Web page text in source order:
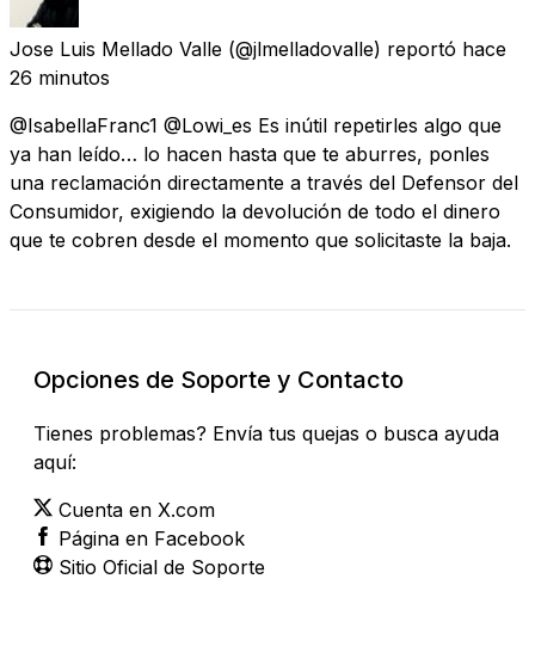
Jose Luis Mellado Valle (@jlmelladovalle) reportó hace
26 minutos
@IsabellaFranc1 @Lowi_es Es inútil repetirles algo que
ya han leído… lo hacen hasta que te aburres, ponles
una reclamación directamente a través del Defensor del
Consumidor, exigiendo la devolución de todo el dinero
que te cobren desde el momento que solicitaste la baja.
Opciones de Soporte y Contacto
Tienes problemas? Envía tus quejas o busca ayuda
aquí:
Cuenta en X.com
Página en Facebook
Sitio Oficial de Soporte